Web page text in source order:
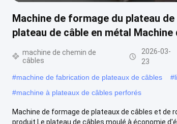
Machine de formage du plateau
plateau de câble en métal
machine de chemin de
câbles
2026-03-
23
#machine de fabrication de plateaux de câbles #
#machine à plateaux de câbles perforés
Machine de formage de plateaux de câbles et de
produit Le plateau de câbles moulé à économie